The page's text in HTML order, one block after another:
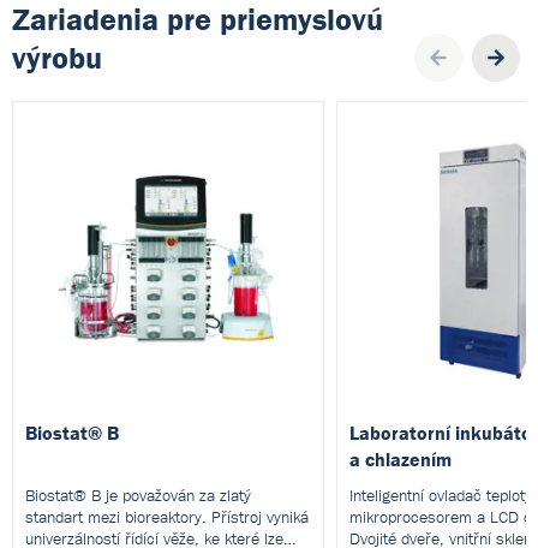
Zariadenia pre priemyslovú
výrobu
Biostat® B
Biostat® B je považován za zlatý
standart mezi bioreaktory. Přístroj vyniká
univerzálností řídící věže, ke které lze
Laboratorní
a chlazením
Inteligentní ovladač teploty
mikroprocesorem a LCD
Dvojité dveře, vnitřní